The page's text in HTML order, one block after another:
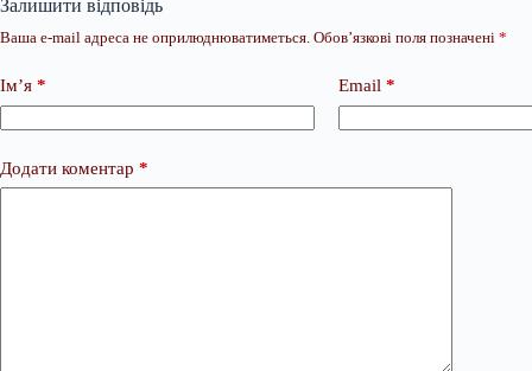
Залишити відповідь
Ваша e-mail адреса не оприлюднюватиметься. Обов’язкові поля позначені *
Ім’я * Email *
Додати коментар *